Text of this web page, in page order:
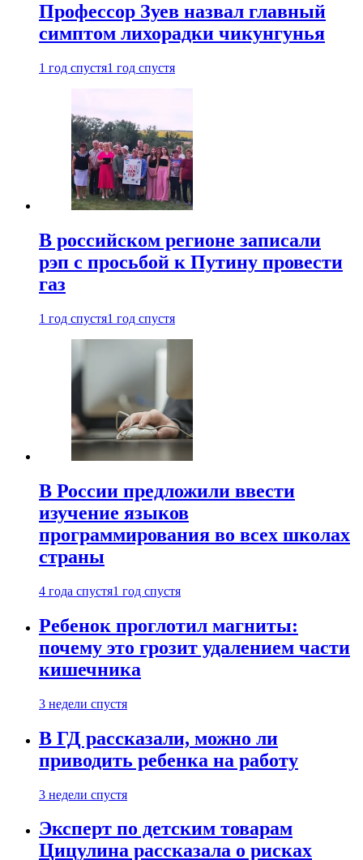
Профессор Зуев назвал главный
симптом лихорадки чикунгунья
1 год спустя1 год спустя
В российском регионе записали
рэп с просьбой к Путину провести
газ
1 год спустя1 год спустя
В России предложили ввести
изучение языков
программирования во всех школах
страны
4 года спустя1 год спустя
Ребенок проглотил магниты:
почему это грозит удалением части
кишечника
3 недели спустя
В ГД рассказали, можно ли
приводить ребенка на работу
3 недели спустя
Эксперт по детским товарам
Цицулина рассказала о рисках